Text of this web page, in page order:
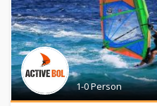
1-0 Person